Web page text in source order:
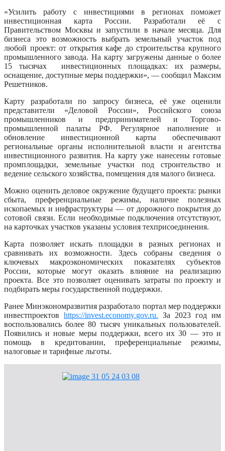
«Усилить работу с инвестициями в регионах поможет
инвестиционная карта России. Разработали её с
Правительством Москвы и запустили в начале месяца. Для
бизнеса это возможность выбрать земельный участок под
любой проект: от открытия кафе до строительства крупного
промышленного завода. На карту загружены данные о более
15 тысячах инвестиционных площадках: их размеры,
оснащение, доступные меры поддержки», — сообщил Максим
Решетников.
Карту разработали по запросу бизнеса, её уже оценили
представители «Деловой России», Российского союза
промышленников и предпринимателей и Торгово-
промышленной палаты РФ. Регулярное наполнение и
обновление инвестиционной карты обеспечивают
региональные органы исполнительной власти и агентства
инвестиционного развития. На карту уже нанесены готовые
промплощадки, земельные участки под строительство и
ведение сельского хозяйства, помещения для малого бизнеса.
Можно оценить деловое окружение будущего проекта: рынки
сбыта, преференциальные режимы, наличие полезных
ископаемых и инфраструктуры — от дорожного покрытия до
сотовой связи. Если необходимые подключения отсутствуют,
на карточках участков указаны условия техприсоединения.
Карта позволяет искать площадки в разных регионах и
сравнивать их возможности. Здесь собраны сведения о
ключевых макроэкономических показателях субъектов
России, которые могут оказать влияние на реализацию
проекта. Все это позволяет оценивать затраты по проекту и
подбирать меры государственной поддержки.
Ранее Минэкономразвития разработало портал мер поддержки
инвестпроектов https://invest.economy.gov.ru. За 2023 год им
воспользовались более 80 тысяч уникальных пользователей.
Появились и новые меры поддержки, всего их 30 — это и
помощь в кредитовании, преференциальные режимы,
налоговые и тарифные льготы.